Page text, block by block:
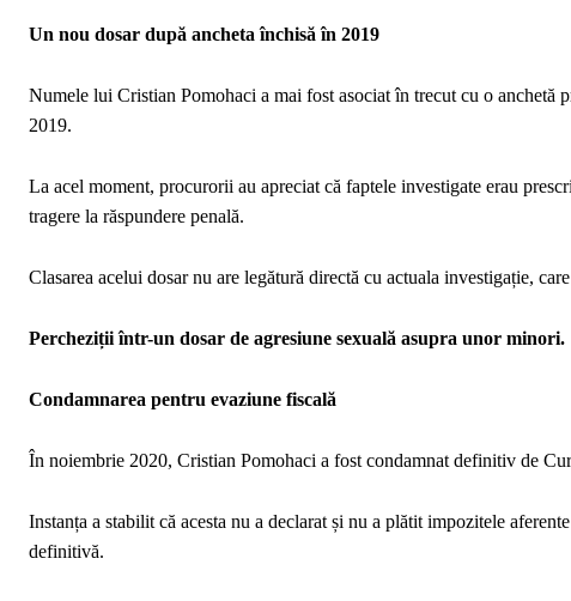
Un nou dosar după ancheta închisă în 2019
Numele lui Cristian Pomohaci a mai fost asociat în trecut cu o
2019.
La acel moment, procurorii au apreciat că faptele investigate erau
tragere la răspundere penală.
Clasarea acelui dosar nu are legătură directă cu actuala investigație,
Percheziții într-un dosar de agresiune sexuală asupra unor minori.
Condamnarea pentru evaziune fiscală
În noiembrie 2020, Cristian Pomohaci a fost condamnat definitiv de
Instanța a stabilit că acesta nu a declarat și nu a plătit impozitele
definitivă.